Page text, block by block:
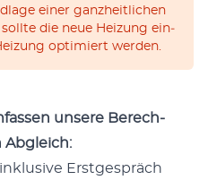
einer ganz­heit­li­chen
die neue Hei­zung ein­
opti­miert werden.
unse­re Berech­
Abgleich:
Erstgespräch